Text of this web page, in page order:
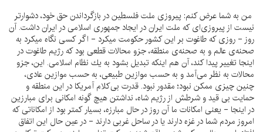
من به شما عرض كنم: پيروزى ملت فلسطين در بازگرداندن حق خود، دشوارتر
نيست از پيروزى‌اى كه ملت ايران در ايجاد جمهورى اسلامى در ايران داشت. آن
روز - روزى كه طاغوت بر اين كشور حكومت ميكرد - اگر كسى نگاه ميكرد به
صحنه‌ى عالم و به صحنه‌ى منطقه، جزو محالات قطعى بود كه رژيم طاغوت در
اينجا تغيير پيدا كند، آن هم اينكه تبديل بشود به يك نظام اسلامى. اين، جزو
محالات به نظر مى‌آمد و به حسب موازين طبيعى، به حسب موازين عادى،
چنين چيزى ممكن نبود؛ مقدور نبود. قدرت بى‌كلام آمريكا در اين منطقه و
حمايت بى قيد و شرطش از رژيم شاه، نداشتن هيچ گونه امكانى براى مبارزين
در اينجا - يعنى امكانات ما آن روز در حال مبارزه، بسيار كمتر بود از امكاناتى كه
امروز مردم شما در غزه دارند يا در ساحل غربى دارند - در عين حال اين اتفاق